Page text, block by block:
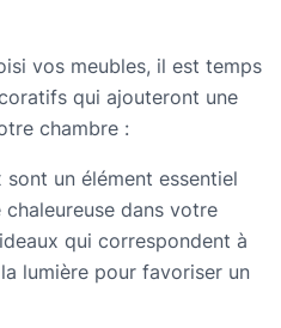
vos meubles, il est temps
qui ajouteront une
chambre :
sont un élément essentiel
dans votre
qui correspondent à
lumière pour favoriser un